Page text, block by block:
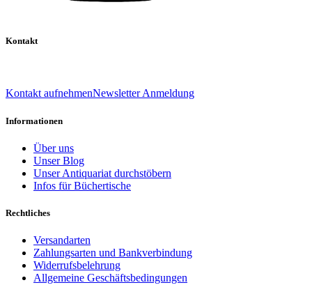
Kontakt
Kontakt aufnehmenNewsletter Anmeldung
Informationen
Über uns
Unser Blog
Unser Antiquariat durchstöbern
Infos für Büchertische
Rechtliches
Versandarten
Zahlungsarten und Bankverbindung
Widerrufsbelehrung
Allgemeine Geschäftsbedingungen